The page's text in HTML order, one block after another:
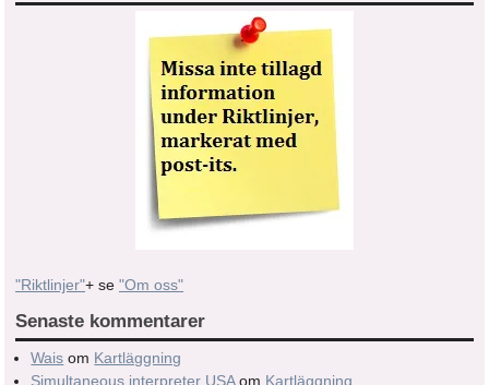
"Riktlinjer"+ se "Om oss"
Senaste kommentarer
Wais om Kartläggning
Simultaneous interpreter USAom Kartläggning